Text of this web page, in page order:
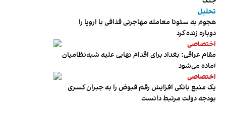
تحلیل
هجوم به سئوتا معامله مهاجرتی قذافی با اروپا را
دوباره زنده کرد
اختصاصی
مقام عراقی: بغداد برای اقدام نهایی علیه شبه‌نظامیان
آماده می‌شود
اختصاصی
یک منبع بانکی افزایش رقم قبوض را به جبران کسری
بودجه دولت مرتبط دانست